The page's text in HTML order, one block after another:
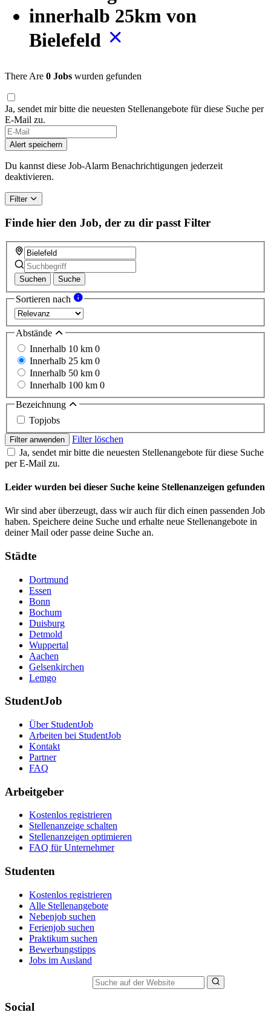
innerhalb 25km von
Bielefeld
There Are 0 Jobs wurden gefunden
Ja, sendet mir bitte die neuesten Stellenangebote für diese Suche per
E-Mail zu.
Alert speichern
Du kannst diese Job-Alarm Benachrichtigungen jederzeit
deaktivieren.
Filter
Finde hier den Job, der zu dir passt Filter
Suchen Suche
Sortieren nach
Abstände
Innerhalb 10 km 0
Innerhalb 25 km 0
Innerhalb 50 km 0
Innerhalb 100 km 0
Bezeichnung
Topjobs
Filter anwenden
Filter löschen
Ja, sendet mir bitte die neuesten Stellenangebote für diese Suche
per E-Mail zu.
Leider wurden bei dieser Suche keine Stellenanzeigen gefunden
Wir sind aber überzeugt, dass wir auch für dich einen passenden Job
haben. Speichere deine Suche und erhalte neue Stellenangebote in
deiner Mail oder passe deine Suche an.
Städte
Dortmund
Essen
Bonn
Bochum
Duisburg
Detmold
Wuppertal
Aachen
Gelsenkirchen
Lemgo
StudentJob
Über StudentJob
Arbeiten bei StudentJob
Kontakt
Partner
FAQ
Arbeitgeber
Kostenlos registrieren
Stellenanzeige schalten
Stellenanzeigen optimieren
FAQ für Unternehmer
Studenten
Kostenlos registrieren
Alle Stellenangebote
Nebenjob suchen
Ferienjob suchen
Praktikum suchen
Bewerbungstipps
Jobs im Ausland
Social